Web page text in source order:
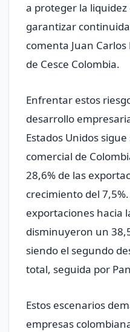
a proteger la liquidez
garantizar
comenta Juan
de Cesce Colombia.
Enfrentar estos
desarrollo
Estados Unidos
comercial de
28,6% de las
crecimiento del
exportaciones hacia
disminuyeron un
siendo el segundo
total, seguida por
Estos escenarios
empresas